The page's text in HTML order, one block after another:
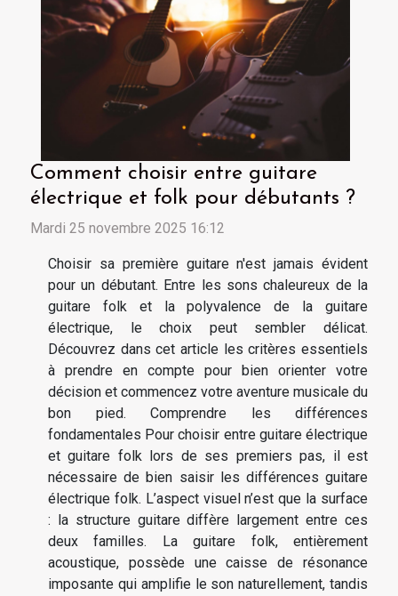
Comment choisir entre guitare
électrique et folk pour débutants ?
Mardi 25 novembre 2025 16:12
Choisir sa première guitare n'est jamais évident
pour un débutant. Entre les sons chaleureux de la
guitare folk et la polyvalence de la guitare
électrique, le choix peut sembler délicat.
Découvrez dans cet article les critères essentiels
à prendre en compte pour bien orienter votre
décision et commencez votre aventure musicale du
bon pied. Comprendre les différences
fondamentales Pour choisir entre guitare électrique
et guitare folk lors de ses premiers pas, il est
nécessaire de bien saisir les différences guitare
électrique folk. L’aspect visuel n’est que la surface
: la structure guitare diffère largement entre ces
deux familles. La guitare folk, entièrement
acoustique, possède une caisse de résonance
imposante qui amplifie le son naturellement, tandis